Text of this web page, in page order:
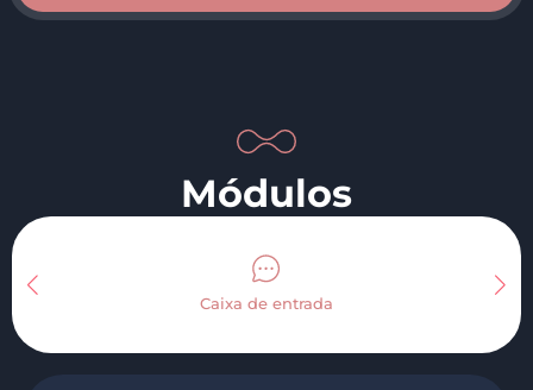
Módulos
Caixa de entrada